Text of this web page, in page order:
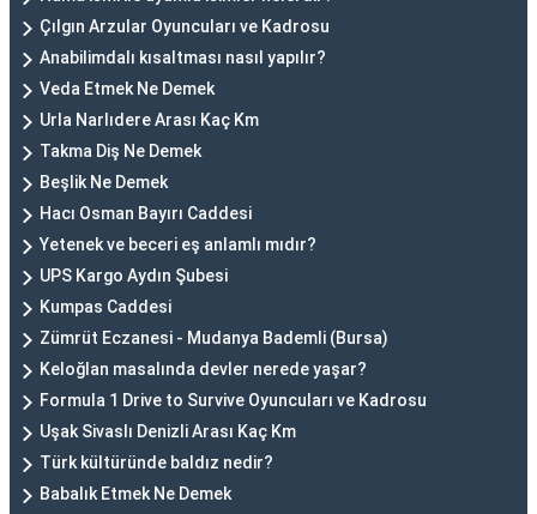
Çılgın Arzular Oyuncuları ve Kadrosu
Anabilimdalı kısaltması nasıl yapılır?
Veda Etmek Ne Demek
Urla Narlıdere Arası Kaç Km
Takma Diş Ne Demek
Beşlik Ne Demek
Hacı Osman Bayırı Caddesi
Yetenek ve beceri eş anlamlı mıdır?
UPS Kargo Aydın Şubesi
Kumpas Caddesi
Zümrüt Eczanesi - Mudanya Bademli (Bursa)
Keloğlan masalında devler nerede yaşar?
Formula 1 Drive to Survive Oyuncuları ve Kadrosu
Uşak Sivaslı Denizli Arası Kaç Km
Türk kültüründe baldız nedir?
Babalık Etmek Ne Demek